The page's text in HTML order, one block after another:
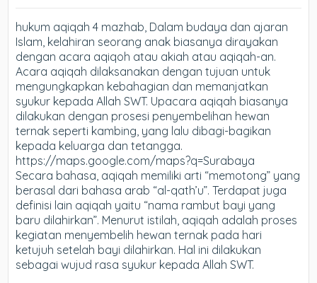
hukum aqiqah 4 mazhab, Dalam budaya dan ajaran
Islam, kelahiran seorang anak biasanya dirayakan
dengan acara aqiqoh atau akiah atau aqiqah-an.
Acara aqiqah dilaksanakan dengan tujuan untuk
mengungkapkan kebahagian dan memanjatkan
syukur kepada Allah SWT. Upacara aqiqah biasanya
dilakukan dengan prosesi penyembelihan hewan
ternak seperti kambing, yang lalu dibagi-bagikan
kepada keluarga dan tetangga.
https://maps.google.com/maps?q=Surabaya
Secara bahasa, aqiqah memiliki arti “memotong” yang
berasal dari bahasa arab “al-qath’u”. Terdapat juga
definisi lain aqiqah yaitu “nama rambut bayi yang
baru dilahirkan”. Menurut istilah, aqiqah adalah proses
kegiatan menyembelih hewan ternak pada hari
ketujuh setelah bayi dilahirkan. Hal ini dilakukan
sebagai wujud rasa syukur kepada Allah SWT.